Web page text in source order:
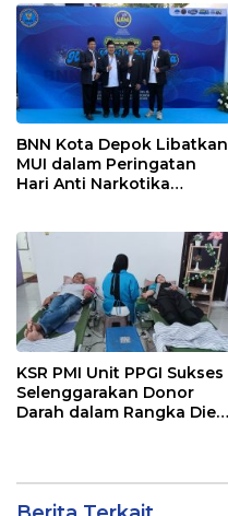
BNN Kota Depok Libatkan
MUI dalam Peringatan
Hari Anti Narkotika
Pencegahan Dimulai dari
Keluarga
KSR PMI Unit PPGI Sukses
Selenggarakan Donor
Darah dalam Rangka Dies